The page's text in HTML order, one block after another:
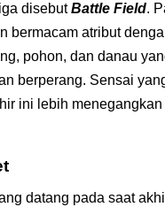
disebutBattle Field.
bermacam atribut
pohon, dan danau
berperang. Sensai
ini lebih menegangkan
datang pada saat